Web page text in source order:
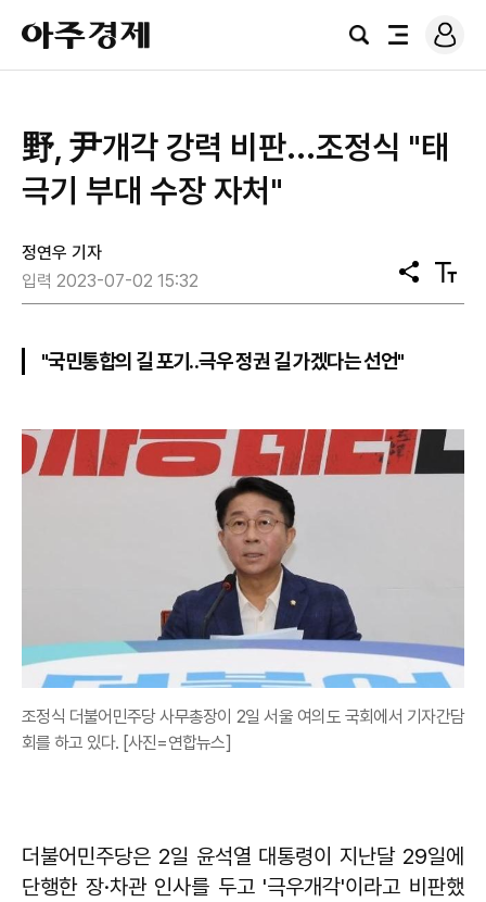
아
주
경
검
전
로
그
野, 尹개각 강력 비판...조정식 "태
극기 부대 수장 자처"
정연우 기자
입력 2023-07-02 15:32
공
유
텍
스
"국민통합의 길 포기..극우 정권 길 가겠다는 선언"
조정식 더불어민주당 사무총장이 2일 서울 여의도 국회에서 기자간담
회를 하고 있다. [사진=연합뉴스]
더불어민주당은 2일 윤석열 대통령이 지난달 29일에
단행한 장·차관 인사를 두고 '극우개각'이라고 비판했